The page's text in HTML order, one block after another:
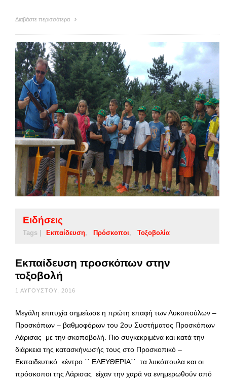
Διαβάστε περισσότερα
Ειδήσεις
Tags | Εκπαίδευση Πρόσκοποι Τοξοβολία
Εκπαίδευση προσκόπων στην
τοξοβολή
1 ΑΥΓΟΎΣΤΟΥ, 2016
Μεγάλη επιτυχία σημείωσε η πρώτη επαφή των Λυκοπούλων –
Προσκόπων – βαθμοφόρων του 2ου Συστήματος Προσκόπων
Λάρισας με την σκοποβολή. Πιο συγκεκριμένα και κατά την
διάρκεια της κατασκήνωσής τους στο Προσκοπικό –
Εκπαιδευτικό κέντρο ΄΄ ΕΛΕΥΘΕΡΙΑ΄΄ τα λυκόπουλα και οι
πρόσκοποι της Λάρισας είχαν την χαρά να ενημερωθούν από